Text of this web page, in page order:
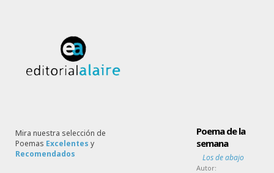
Mira nuestra selección de
Poemas Excelentes y
Recomendados
Poema de la
semana
Los de abajo
Autor: